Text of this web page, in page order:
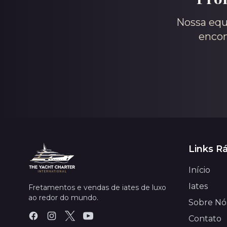
Nossa
Fretamentos e vendas de iates de luxo
ao redor do mundo.
Links
Início
Iates
Sobre
Contato